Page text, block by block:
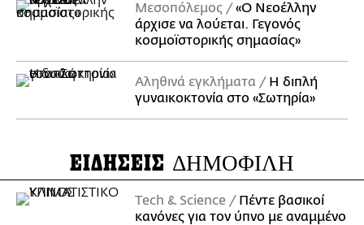
Μεσοπόλεμος
«Ο Νεοέλλην
άρχισε να λούεται. Γεγονός
κοσμοϊστορικής σημασίας»
Αληθινά εγκλήματα
Η διπλή
γυναικοκτονία στο «Σωτηρία»
ΕΙΔΗΣΕΙΣ ΔΗΜΟΦΙΛΗ
Τech & Science
Πέντε βασικοί
κανόνες για τον ύπνο με αναμμένο